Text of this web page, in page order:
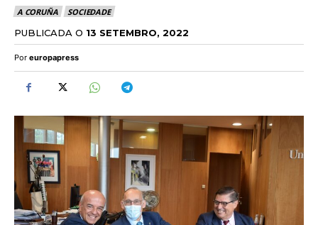
A CORUÑA SOCIEDADE
PUBLICADA O 13 SETEMBRO, 2022
Por europapress